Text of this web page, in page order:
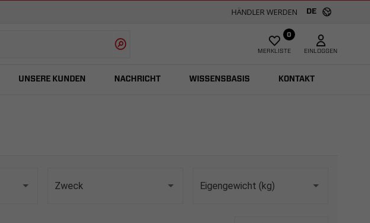
HÄNDLER WERDEN DE
0
MERKLISTE EINLOGGEN
UNSERE KUNDEN NACHRICHT WISSENSBASIS KONTAKT
Zweck Eigengewicht (kg)